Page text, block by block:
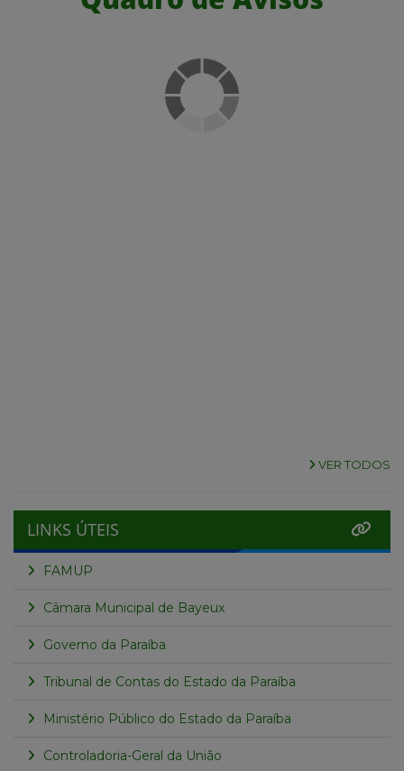
VER TODOS
LINKS ÚTEIS
FAMUP
Câmara Municipal de Bayeux
Governo da Paraíba
Tribunal de Contas do Estado da Paraíba
Ministério Público do Estado da Paraíba
Controladoria-Geral da União